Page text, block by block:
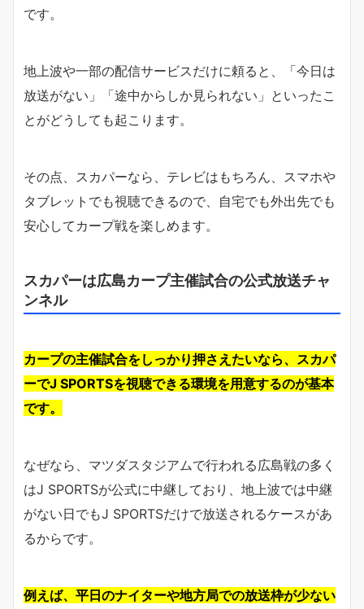
です。
地上波や一部の配信サービスだけに頼ると、「今日は
放送がない」「途中からしか見られない」といったこ
とがどうしても起こります。
その点、スカパーなら、テレビはもちろん、スマホや
タブレットでも視聴できるので、自宅でも外出先でも
安心してカープ戦を楽しめます。
スカパーは広島カープ主催試合の公式放送チャ
ンネル
カープの主催試合をしっかり押さえたいなら、スカパ
ーでJ SPORTSを視聴できる環境を用意するのが基本
です。
なぜなら、マツダスタジアムで行われる広島戦の多く
はJ SPORTSが公式に中継しており、地上波では中継
がない日でもJ SPORTSだけで放送されるケースがあ
るからです。
例えば、平日のナイターや地方局での放送枠が少ない